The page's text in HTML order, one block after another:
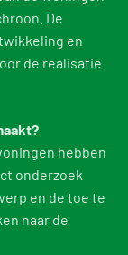
De
en
de realisatie
hebben
onderzoek
en de toe te
naar de